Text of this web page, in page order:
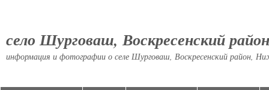
село Шурговаш, Воскресенский район
информация и фотографии о селе Шурговаш, Воскресенский район,